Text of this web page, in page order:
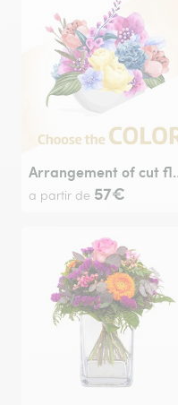
a partir de 57€